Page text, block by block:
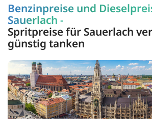
Benzinpreise und
Sauerlach -
Spritpreise für Sauerlach
günstig tanken